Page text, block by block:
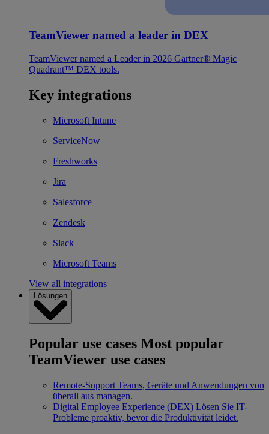
TeamViewer named a leader in DEX
TeamViewer named a Leader in 2026 Gartner® Magic
Quadrant™ DEX tools.
Key integrations
Microsoft Intune
ServiceNow
Freshworks
Jira
Salesforce
Zendesk
Slack
Microsoft Teams
View all integrations
Lösungen
Popular use cases Most popular
TeamViewer use cases
Remote-Support Teams, Geräte und Anwendungen von
überall aus managen.
Digital Employee Experience (DEX) Lösen Sie IT-
Probleme proaktiv, bevor die Produktivität leidet.